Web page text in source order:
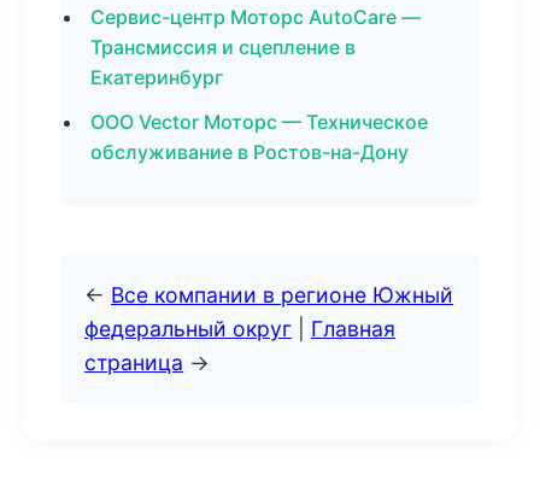
Сервис-центр Моторс AutoCare —
Трансмиссия и сцепление в
Екатеринбург
ООО Vector Моторс — Техническое
обслуживание в Ростов-на-Дону
← Все компании в регионе Южный
федеральный округ
Главная
страница →